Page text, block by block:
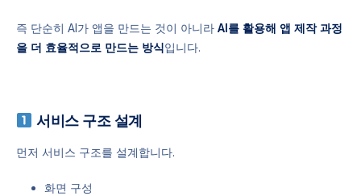
즉 단순히 AI가 앱을 만드는 것이 아니라 AI를 활용해 앱 제작 과정
을 더 효율적으로 만드는 방식입니다.
서비스 구조 설계
먼저 서비스 구조를 설계합니다.
화면 구성